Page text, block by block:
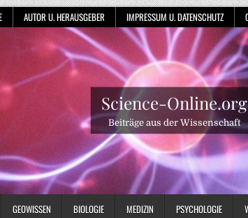
AUTOR U. HERAUSGEBER IMPRESSUM U. DATENSCHUTZ
Science-Online.org
Beiträge aus der Wissenschaft
GEOWISSEN BIOLOGIE MEDIZIN PSYCHOLOGIE